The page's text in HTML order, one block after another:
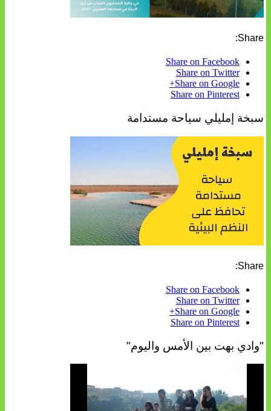
Share:
Share on Facebook
Share on Twitter
Share on Google+
Share on Pinterest
سبخة إمليلي سياحة مستدامة
Share:
Share on Facebook
Share on Twitter
Share on Google+
Share on Pinterest
"وادي بهت بين الأمس واليوم"